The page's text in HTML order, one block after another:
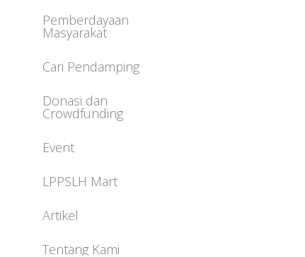
Pemberdayaan
Masyarakat
Cari Pendamping
Donasi dan
Crowdfunding
Event
LPPSLH Mart
Artikel
Tentang Kami